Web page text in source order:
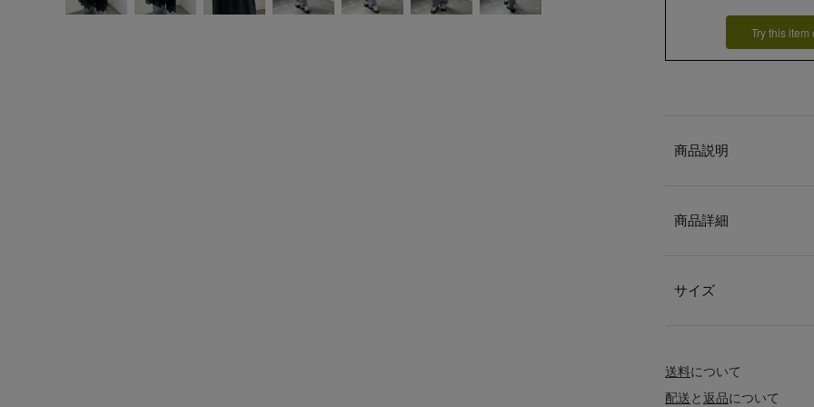
Try this item
商品説明
商品詳細
サイズ
送料について
配送と返品について